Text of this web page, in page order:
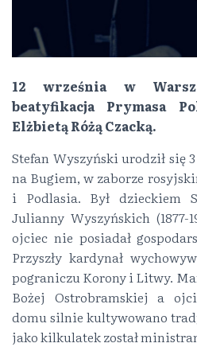
12 września w
beatyfikacja Prymasa
Elżbietą Różą Czacką.
Stefan Wyszyński urodził się
na Bugiem, w zaborze
i Podlasia. Był dzieckiem
Julianny Wyszyńskich (1877-
ojciec nie posiadał
Przyszły kardynał
pograniczu Korony i Litwy.
Bożej Ostrobramskiej a
domu silnie kultywowano
jako kilkulatek został